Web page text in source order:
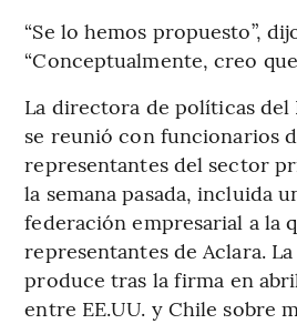
“Se lo hemos propuesto”,
“Conceptualmente, creo que
La directora de políticas del
se reunió con funcionarios
representantes del sector
la semana pasada, incluida
federación empresarial a la
representantes de Aclara.
produce tras la firma en
entre EE.UU. y Chile sobre